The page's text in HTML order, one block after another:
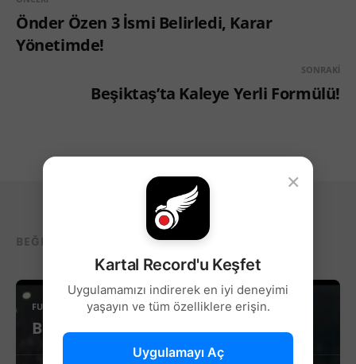
Önder Özen 3 İsmi Belirledi, Karar
Yönetimde!
SONRAKI
Beşiktaş’ta Kaleye Yerli Formülü!
BEĞENEBILECEĞIN DIĞER YAZILAR...
FUTBOL
Beşiktaş’ta Sağ Kanat İçin Yeni Aday!
×
Kartal Record'u Keşfet
Uygulamamızı indirerek en iyi deneyimi
yaşayın ve tüm özelliklere erişin.
Uygulamayı Aç